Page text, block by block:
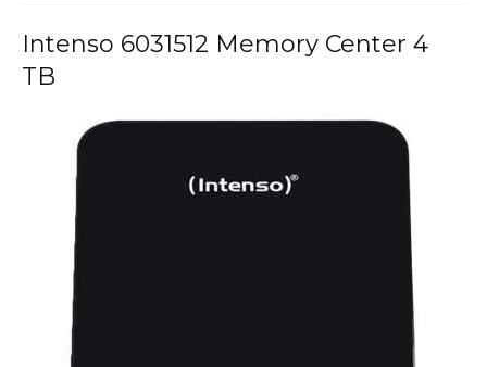
Intenso 6031512 Memory Center 4
TB